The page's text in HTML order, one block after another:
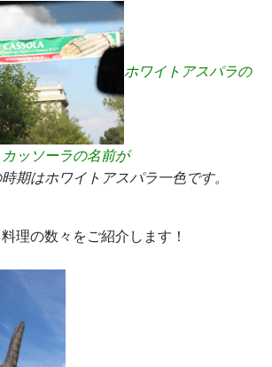
ホワイトアスパラの
ッソーラの名前が
期はホワイトアスパラ一色です。
理の数々をご紹介します！